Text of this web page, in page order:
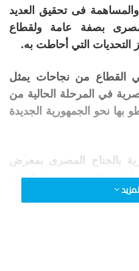
مابين عامي 2011 و 2013 والمساهمة فى تحقيق العديد
بصفة عامة ولقطاع
التحديات التي أحاطت به.
القطاع من نجاحات يمثل
في المرحلة الحالية من
بها نحو الجمهورية الجديدة
بالجناح المصرى بمعرض
أن النجاحات التى يعرضها الجناح
تعكس بشكل فريد